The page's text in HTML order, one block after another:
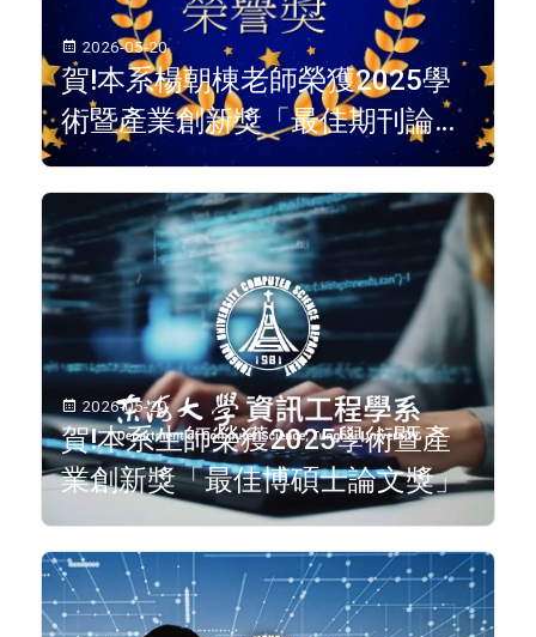
2026-05-20
賀!本系楊朝棟老師榮獲2025學
術暨產業創新獎「最佳期刊論文
獎」
2026-05-20
賀!本系生師榮獲2025學術暨產
業創新獎「最佳博碩士論文獎」